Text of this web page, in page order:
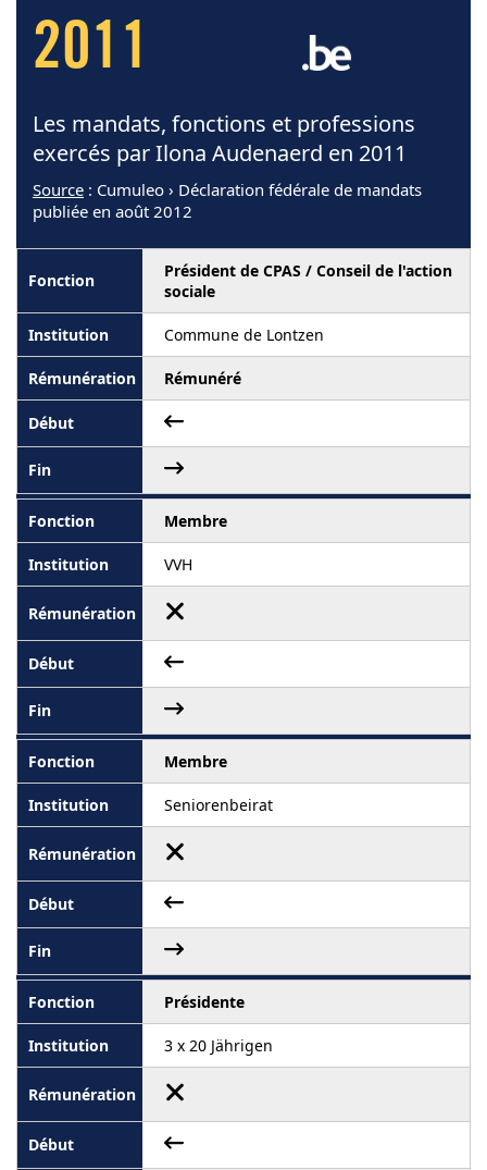
2011
Les mandats, fonctions et professions
exercés par Ilona Audenaerd en 2011
Source : Cumuleo › Déclaration fédérale de mandats
publiée en août 2012
Président de CPAS / Conseil de l'action
sociale
Commune de Lontzen
Rémunéré
Membre
VVH
Membre
Seniorenbeirat
Présidente
3 x 20 Jährigen